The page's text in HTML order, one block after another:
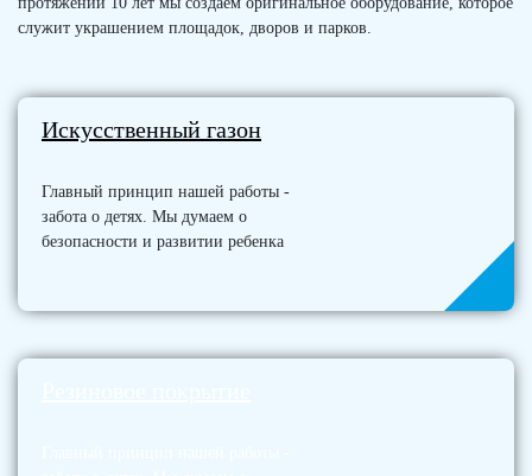
служит украшением площадок, дворов и парков.
Искусственный газон
Главный принцип нашей работы -
забота о детях. Мы думаем о
безопасности и развитии ребенка